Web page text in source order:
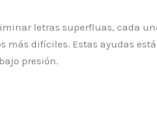
letras superfluas, cada
más difíciles. Estas ayudas
presión.